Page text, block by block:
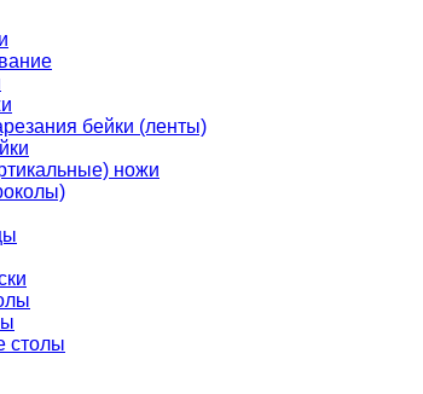
бейки (ленты)
ножи
столы